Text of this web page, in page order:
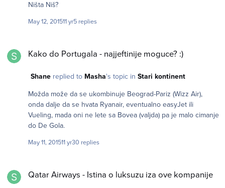
Ništa Niš?
May 12, 201511 yr5 replies
Kako do Portugala - najjeftinije moguce? :)
Shanereplied to Masha's topic in Stari kontinent
Možda može da se ukombinuje Beograd-Pariz (Wizz Air),
onda dalje da se hvata Ryanair, eventualno easyJet ili
Vueling, mada oni ne lete sa Bovea (valjda) pa je malo cimanje
do De Gola.
May 11, 201511 yr30 replies
Qatar Airways - Istina o luksuzu iza ove kompanije